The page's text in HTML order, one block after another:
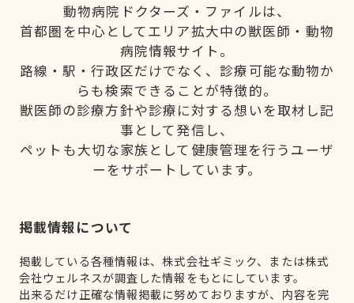
動物病院ドクターズ・ファイルは、
首都圏を中心としてエリア拡大中の獣医師・動物
病院情報サイト。
路線・駅・行政区だけでなく、診療可能な動物か
らも検索できることが特徴的。
獣医師の診療方針や診療に対する想いを取材し記
事として発信し、
ペットも大切な家族として健康管理を行うユーザ
ーをサポートしています。
掲載情報について
掲載している各種情報は、株式会社ギミック、または株式
会社ウェルネスが調査した情報をもとにしています。
出来るだけ正確な情報掲載に努めておりますが、内容を完